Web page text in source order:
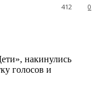
0
412
накинулись
голосов и